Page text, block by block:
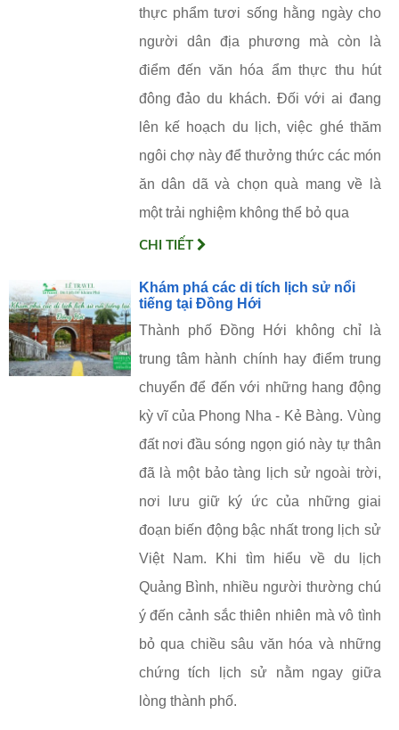
thực phẩm tươi sống hằng ngày cho
người dân địa phương mà còn là
điểm đến văn hóa ẩm thực thu hút
đông đảo du khách. Đối với ai đang
lên kế hoạch du lịch, việc ghé thăm
ngôi chợ này để thưởng thức các món
ăn dân dã và chọn quà mang về là
một trải nghiệm không thể bỏ qua
CHI TIẾT
Khám phá các di tích lịch sử nổi
tiếng tại Đồng Hới
Thành phố Đồng Hới không chỉ là
trung tâm hành chính hay điểm trung
chuyển để đến với những hang động
kỳ vĩ của Phong Nha - Kẻ Bàng. Vùng
đất nơi đầu sóng ngọn gió này tự thân
đã là một bảo tàng lịch sử ngoài trời,
nơi lưu giữ ký ức của những giai
đoạn biến động bậc nhất trong lịch sử
Việt Nam. Khi tìm hiểu về du lịch
Quảng Bình, nhiều người thường chú
ý đến cảnh sắc thiên nhiên mà vô tình
bỏ qua chiều sâu văn hóa và những
chứng tích lịch sử nằm ngay giữa
lòng thành phố.